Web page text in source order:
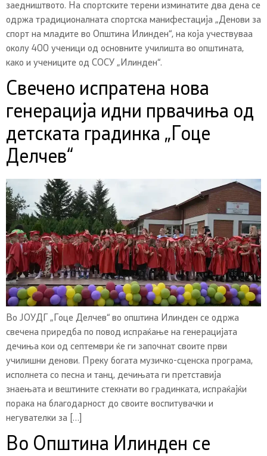
заедништвото. На спортските терени изминатите два дена се
одржа традиционалната спортска манифестација „Денови за
спорт на младите во Општина Илинден“, на која учествуваа
околу 400 ученици од основните училишта во општината,
како и учениците од СОСУ „Илинден“.
Свечено испратена нова
генерација идни првачиња од
детската градинка „Гоце
Делчев“
Во ЈОУДГ „Гоце Делчев“ во општина Илинден се одржа
свечена приредба по повод испраќање на генерацијата
дечиња кои од септември ќе ги започнат своите први
училишни денови. Преку богата музичко-сценска програма,
исполнета со песна и танц, дечињата ги претставија
знаењата и вештините стекнати во градинката, испраќајќи
порака на благодарност до своите воспитувачки и
негувателки за […]
Во Општина Илинден се